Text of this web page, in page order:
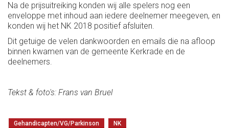
Na de prijsuitreiking konden wij alle spelers nog een
enveloppe met inhoud aan iedere deelnemer meegeven, en
konden wij het NK 2018 positief afsluiten.
Dit getuige de velen dankwoorden en emails die na afloop
binnen kwamen van de gemeente Kerkrade en de
deelnemers.
Tekst & foto's: Frans van Bruel
Gehandicapten/VG/Parkinson NK